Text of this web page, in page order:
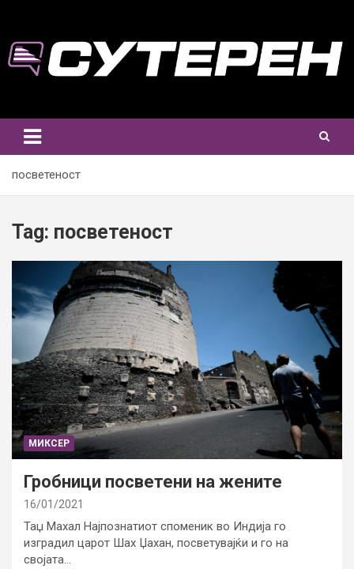
content
посветеност
Tag: посветеност
МИКСЕР
Гробници посветени на жените
16/01/2021
Таџ Махал Најпознатиот споменик во Индија го
изградил царот Шах Џахан, посветувајќи и го на
својата…